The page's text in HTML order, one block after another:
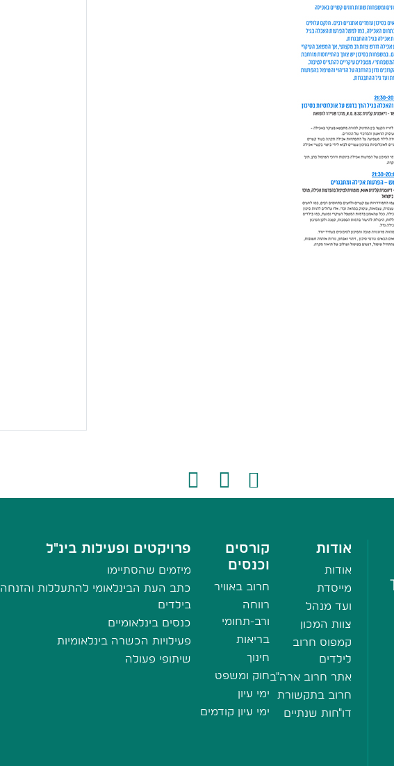
אודות
אודות
מייסדת
ועד מנהל
צוות המכון
קמפוס חרוב
לילדים
אתר חרוב ארה"ב
חרוב בתקשורת
דו"חות שנתיים
קורסים
וכנסים
חרוב באוויר
רווחה
ורב-תחומי
בריאות
חינוך
חוק ומשפט
ימי עיון
ימי עיון קודמים
פרויקטים ופעילות בינ"ל
מיזמים שהסתיימו
כתב העת הבינלאומי להתעללות והזנחה
בילדים
כנסים בינלאומיים
פעילויות הכשרה בינלאומיות
שיתופי פעולה